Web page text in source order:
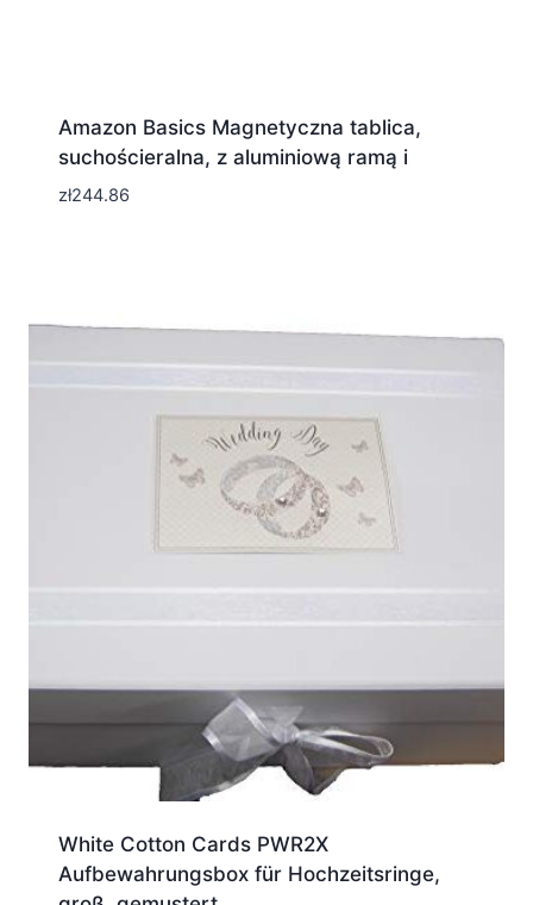
Amazon Basics Magnetyczna tablica,
suchościeralna, z aluminiową ramą i
zł244.86
White Cotton Cards PWR2X
Aufbewahrungsbox für Hochzeitsringe,